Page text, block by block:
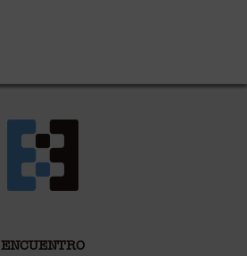
ENCUENTRO